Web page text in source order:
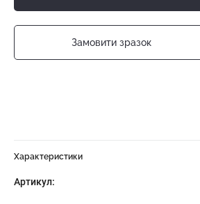
Замовити зразок
Характеристики
Артикул: